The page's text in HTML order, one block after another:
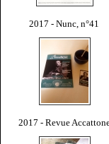
2017 - Nunc, n°41
2017 - Revue